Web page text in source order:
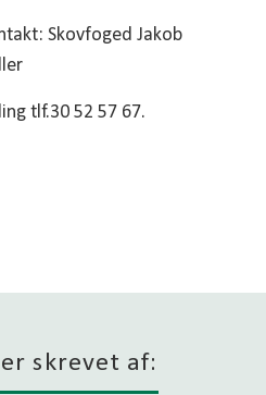
Skovfoged Jakob
tlf.30 52 57 67.
skrevet af: